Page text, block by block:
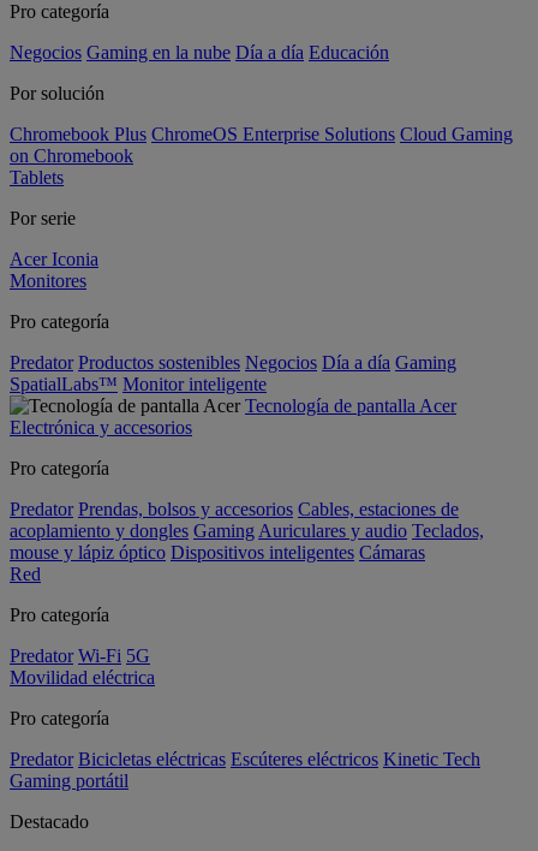
Pro categoría
Negocios Gaming en la nube Día a día Educación
Por solución
Chromebook Plus ChromeOS Enterprise Solutions Cloud Gaming
on Chromebook
Tablets
Por serie
Acer Iconia
Monitores
Pro categoría
Predator Productos sostenibles Negocios Día a día Gaming
SpatialLabs™ Monitor inteligente
Tecnología de pantalla Acer
Electrónica y accesorios
Pro categoría
Predator Prendas, bolsos y accesorios Cables, estaciones de
acoplamiento y dongles Gaming Auriculares y audio Teclados,
mouse y lápiz óptico Dispositivos inteligentes Cámaras
Red
Pro categoría
Predator Wi-Fi 5G
Movilidad eléctrica
Pro categoría
Predator Bicicletas eléctricas Escúteres eléctricos Kinetic Tech
Gaming portátil
Destacado